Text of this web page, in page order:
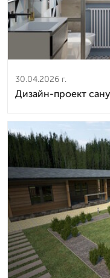
30.04.2026 г.
Дизайн-проект